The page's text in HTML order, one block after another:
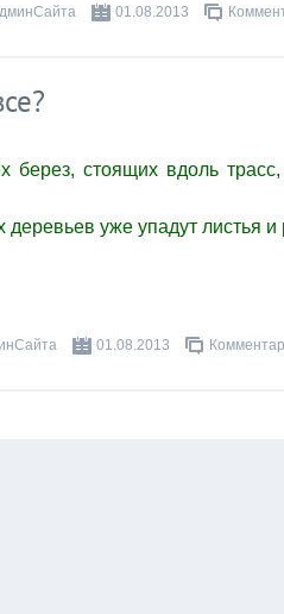
01.08.2013
берез, стоящих вдоль
уже упадут листья и
01.08.2013